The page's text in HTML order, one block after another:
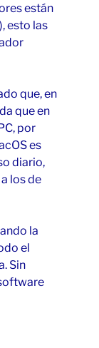
están
esto las
que, en
que en
por
es
diario,
los de
la
el
Sin